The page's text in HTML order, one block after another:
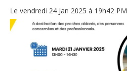
Le vendredi 24 Jan 2025 à 19h42 PM